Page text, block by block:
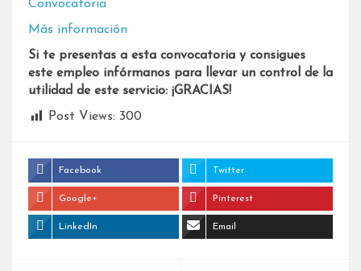
Convocatoria
Más información
Si te presentas a esta convocatoria y consigues
este empleo infórmanos para llevar un control de la
utilidad de este servicio: ¡GRACIAS!
Post Views: 300
Facebook Twitter
Google+ Pinterest
LinkedIn Email